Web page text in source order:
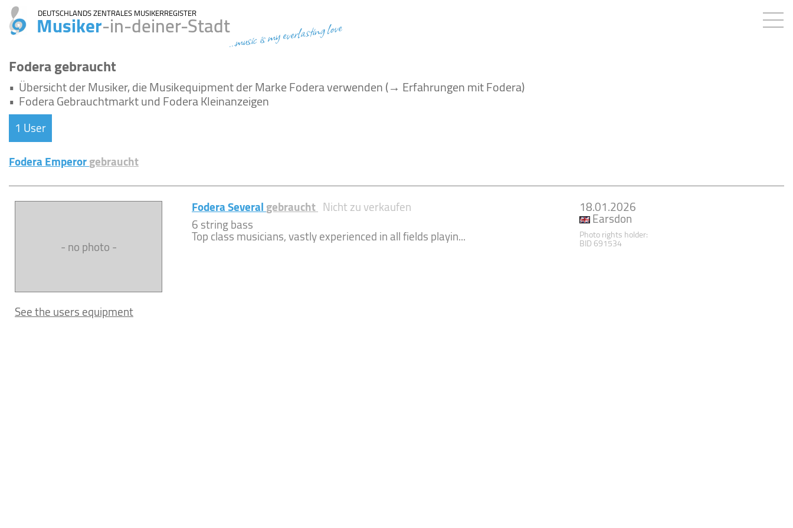
DEUTSCHLANDS ZENTRALES MUSIKERREGISTER
Musiker-in-deiner-Stadt...music is my everlasting love
Fodera gebraucht
• Übersicht der Musiker, die Musikequipment der Marke Fodera verwenden (→ Erfahrungen mit Fodera)
• Fodera Gebrauchtmarkt und Fodera Kleinanzeigen
1 User
Fodera Emperorgebraucht
- no photo -
Fodera Severalgebraucht Nicht zu verkaufen
6 string bass
Top class musicians, vastly experienced in all fields playin...
18.01.2026
Earsdon
Photo rights holder:
BID 691534
See the users equipment